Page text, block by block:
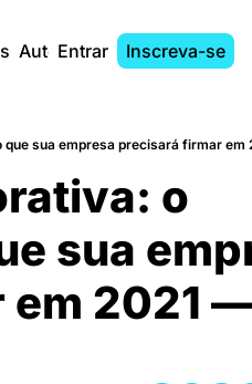
AutoresEntrar Inscreva-se
sua empresa precisará firmar em
o
sua
2021